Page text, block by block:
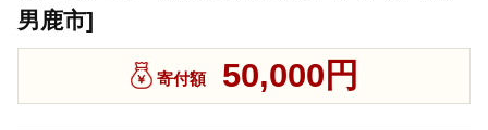
男鹿市]
寄付額 50,000円